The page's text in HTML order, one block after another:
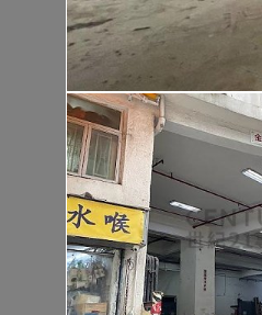
華樂豪庭
大埔 大埔頭村
建築 1400呎
實用 --
置頂